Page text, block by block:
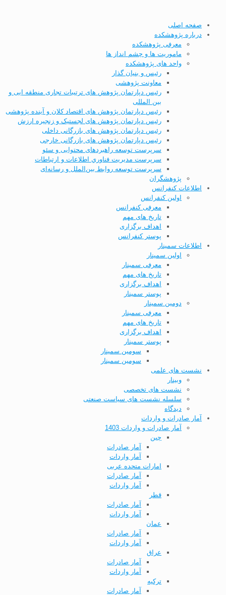
صفحه اصلی
درباره پژوهشکده
معرفی پژوهشکده
ماموریت ها و چشم انداز ها
واحد های پژوهشکده
رئیس و بنیان گذار
معاونت پژوهشی
رئیس دپارتمان پژوهش های ترتیبات تجاری منطقه ایی و
بین المللی
رئیس دپارتمان پژوهش های اقتصاد کلان و آینده پژوهشی
رئیس دپارتمان پژوهش های لجستیک و زنجیره ارزش
رئیس دپارتمان پژوهش های بازرگانی داخلی
رئیس دپارتمان پژوهش های بازرگانی خارجی
سرپرست توسعه راهبردهای محتوایی و سئو
سرپرست مديریت فناوري اطلاعات و ارتباطات
سرپرست توسعه روابط بین‌الملل و رسانه‌ای
پژوهشگران
اطلاعات کنفرانس
اولین کنفرانس
معرفی کنفرانس
تاریخ های مهم
اهداف برگزاری
پوستر کنفرانس
اطلاعات سمینار
اولین سمینار
معرفی سمینار
تاریخ های مهم
اهداف برگزاری
پوستر سمینار
دومین سمینار
معرفی سمینار
تاریخ های مهم
اهداف برگزاری
پوستر سمینار
سومین سمینار
سومین سمینار
نشست های علمی
وبینار
نشست های تخصصی
سلسله نشست های سیاست صنعتی
دیدگاه
آمار صادرات و واردات
آمار صادرات و واردات 1403
چین
آمار صادرات
آمار واردات
امارات متحده عربی
آمار صادرات
آمار واردات
قطر
آمار صادرات
آمار واردات
عمان
آمار صادرات
آمار واردات
عراق
آمار صادرات
آمار واردات
ترکیه
آمار صادرات